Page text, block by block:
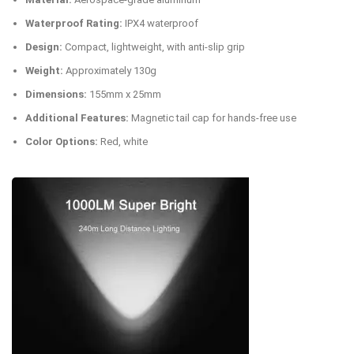
Waterproof Rating: IPX4 waterproof
Design: Compact, lightweight, with anti-slip grip
Weight: Approximately 130g
Dimensions: 155mm x 25mm
Additional Features: Magnetic tail cap for hands-free use
Color Options: Red, white